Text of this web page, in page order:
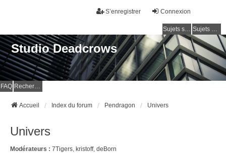
Connexion
S’enregistrer
Sujets sans réponse Sujets actifs
Studio Deadcrows
FAQ Rechercher
Accueil Index du forum Pendragon Univers
Univers
Modérateurs : 7Tigers, kristoff, deBorn